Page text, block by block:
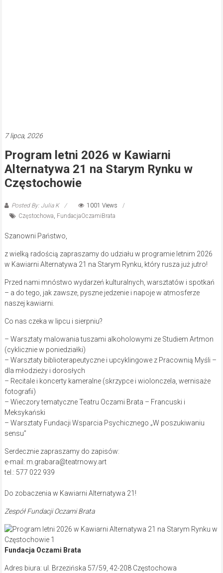
7 lipca, 2026
Program letni 2026 w Kawiarni
Alternatywa 21 na Starym Rynku w
Częstochowie
Posted By: Julia K
1001 Views
Częstochowa, FundacjaOczamiBrata
Szanowni Państwo,
z wielką radością zapraszamy do udziału w programie letnim 2026
w Kawiarni Alternatywa 21 na Starym Rynku, który rusza już jutro!
Przed nami mnóstwo wydarzeń kulturalnych, warsztatów i spotkań
– a do tego, jak zawsze, pyszne jedzenie i napoje w atmosferze
naszej kawiarni.
Co nas czeka w lipcu i sierpniu?
– Warsztaty malowania tuszami alkoholowymi ze Studiem Artmon
(cyklicznie w poniedziałki)
– Warsztaty biblioterapeutyczne i upcyklingowe z Pracownią Myśli –
dla młodzieży i dorosłych
– Recitale i koncerty kameralne (skrzypce i wiolonczela, wernisaże
fotografii)
– Wieczory tematyczne Teatru Oczami Brata – Francuski i
Meksykański
– Warsztaty Fundacji Wsparcia Psychicznego „W poszukiwaniu
sensu”
Serdecznie zapraszamy do zapisów:
e-mail: m.grabara@teatrnowy.art
tel.: 577 022 939
Do zobaczenia w Kawiarni Alternatywa 21!
Zespół Fundacji Oczami Brata
Fundacja Oczami Brata
Adres biura: ul. Brzezińska 57/59, 42-208 Częstochowa